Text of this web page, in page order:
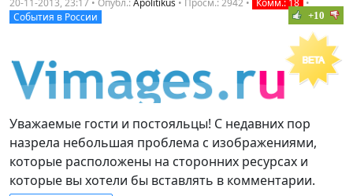
20-11-2013, 23:17 • Опубл.:Apolitikus • Просм.: 2942 • Комм.: 18 •
События в России
+10
Уважаемые гости и постояльцы! С недавних пор
назрела небольшая проблема с изображениями,
которые расположены на сторонних ресурсах и
которые вы хотели бы вставлять в комментарии.